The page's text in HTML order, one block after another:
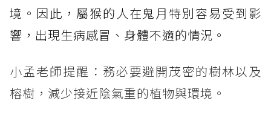
境。因此，屬猴的人在鬼月特別容易受到影
響，出現生病感冒、身體不適的情況。
小孟老師提醒：務必要避開茂密的樹林以及
榕樹，減少接近陰氣重的植物與環境。